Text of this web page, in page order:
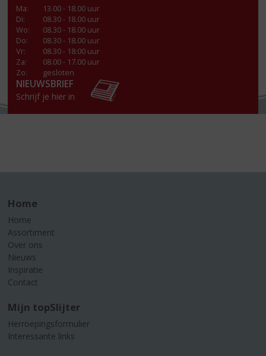
Ma:
13.00 - 18.00 uur
Di:
08.30 - 18.00 uur
Wo:
08.30 - 18.00 uur
Do:
08.30 - 18.00 uur
Vr:
08.30 - 18:00 uur
Za:
08.00 - 17.00 uur
Zo:
gesloten
NIEUWSBRIEF
Schrijf je hier in
Home
Home
Assortiment
Over ons
Nieuws
Inspiratie
Contact
Mijn topSlijter
Herroepingsformulier
Interessante links